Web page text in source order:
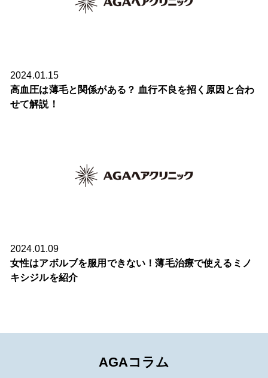
2024.01.15
高血圧は薄毛と関係がある？ 血行不良を招く原因と合わ
せて解説！
2024.01.09
女性はアボルブを服用できない！薄毛治療で使えるミノ
キシジルを紹介
AGAコラム